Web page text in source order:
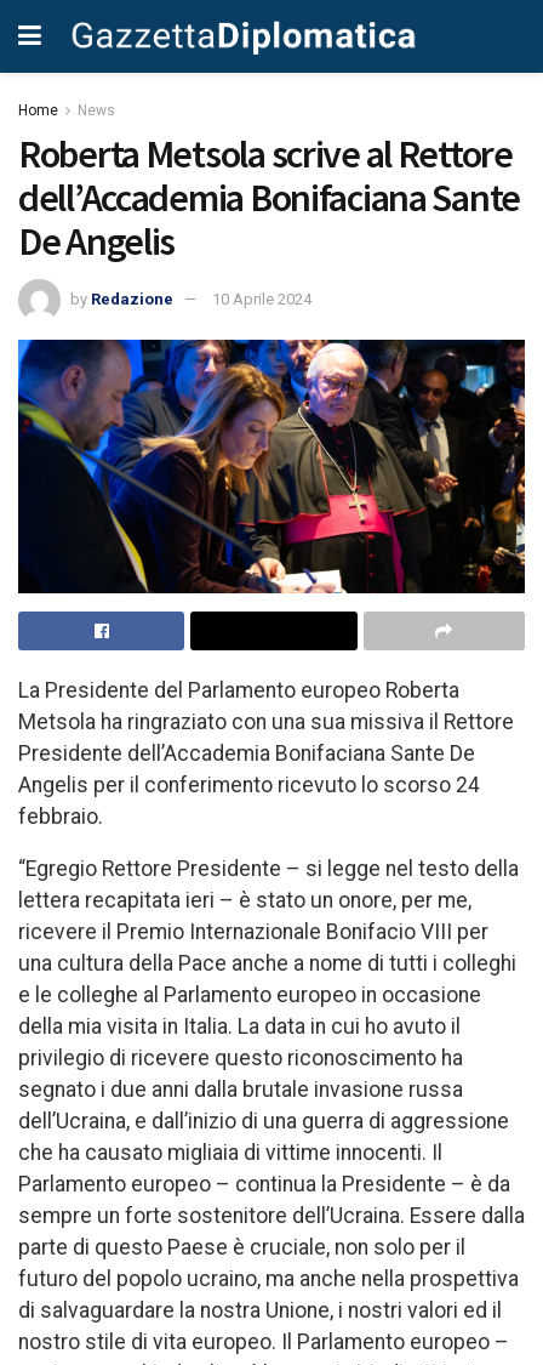
Home News
Roberta Metsola scrive al Rettore
dell’Accademia Bonifaciana Sante
De Angelis
by Redazione 10 Aprile 2024
La Presidente del Parlamento europeo Roberta
Metsola ha ringraziato con una sua missiva il Rettore
Presidente dell’Accademia Bonifaciana Sante De
Angelis per il conferimento ricevuto lo scorso 24
febbraio.
“Egregio Rettore Presidente – si legge nel testo della
lettera recapitata ieri – è stato un onore, per me,
ricevere il Premio Internazionale Bonifacio VIII per
una cultura della Pace anche a nome di tutti i colleghi
e le colleghe al Parlamento europeo in occasione
della mia visita in Italia. La data in cui ho avuto il
privilegio di ricevere questo riconoscimento ha
segnato i due anni dalla brutale invasione russa
dell’Ucraina, e dall’inizio di una guerra di aggressione
che ha causato migliaia di vittime innocenti. Il
Parlamento europeo – continua la Presidente – è da
sempre un forte sostenitore dell’Ucraina. Essere dalla
parte di questo Paese è cruciale, non solo per il
futuro del popolo ucraino, ma anche nella prospettiva
di salvaguardare la nostra Unione, i nostri valori ed il
nostro stile di vita europeo. Il Parlamento europeo –